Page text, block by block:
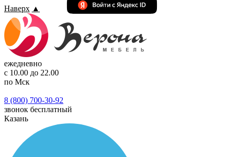
Наверх ▲
ежедневно
с 10.00 до 22.00
по Мск
8 (800) 700-30-92
звонок бесплатный
Казань